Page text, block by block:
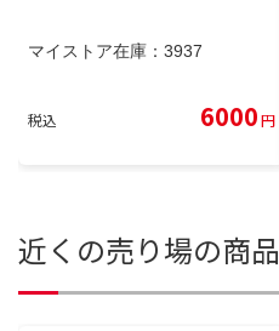
マイストア在庫： 3937
税込 6000円
近くの売り場の商品